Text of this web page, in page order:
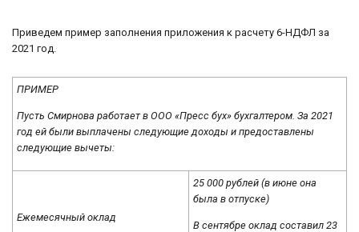
Приведем пример заполнения приложения к расчету 6-НДФЛ за
2021 год.
ПРИМЕР
Пусть Смирнова работает в ООО «Пресс бух» бухгалтером. За 2021
год ей были выплачены следующие доходы и предоставлены
следующие вычеты:
Ежемесячный оклад
25 000 рублей (в июне она
была в отпуске)
В сентябре оклад составил 23